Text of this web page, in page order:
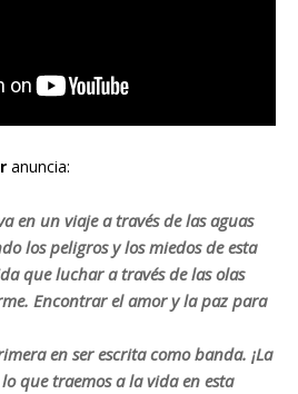
anuncia:
en un viaje a través de las aguas
los peligros y los miedos de esta
que luchar a través de las olas
Encontrar el amor y la paz para
en ser escrita como banda. ¡La
que traemos a la vida en esta